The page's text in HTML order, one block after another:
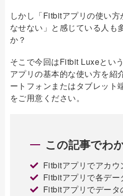
しかし「Fitbitアプリの使い
なせない」と感じている人も
か？
そこで今回はFitbit Luxeとい
アプリの基本的な使い方を紹
ートフォンまたはタブレット
をご用意ください。
この記事でわ
Fitbitアプリでアカ
Fitbitアプリで各デー
Fitbitアプリでデー